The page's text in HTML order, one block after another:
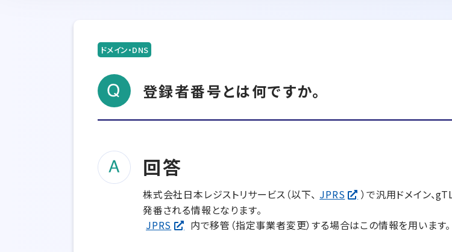
ドメイン・DNS
登録者番号とは何ですか。
回答
株式会社日本レジストリサービス（以下、 JPRS
）で汎用ドメイン、
発番される情報となります。
JPRS
内で移管（指定事業者変更）する場合はこの情報を用います。